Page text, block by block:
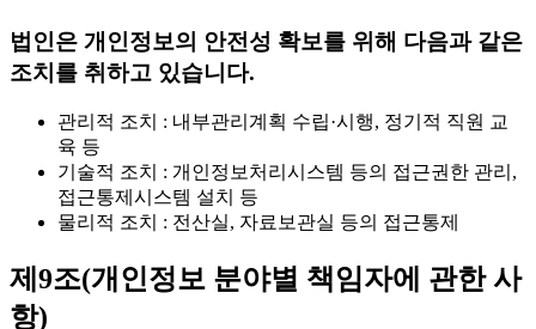
법인은 개인정보의 안전성 확보를 위해 다음과 같은
조치를 취하고 있습니다.
관리적 조치 : 내부관리계획 수립·시행, 정기적 직원 교
육 등
기술적 조치 : 개인정보처리시스템 등의 접근권한 관리,
접근통제시스템 설치 등
물리적 조치 : 전산실, 자료보관실 등의 접근통제
제9조(개인정보 분야별 책임자에 관한 사
항)